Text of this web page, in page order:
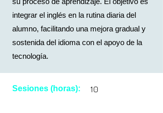
integrar el inglés en la rutina diaria del
alumno, facilitando una mejora gradual y
sostenida del idioma con el apoyo de la
tecnología.
Sesiones (horas): 10